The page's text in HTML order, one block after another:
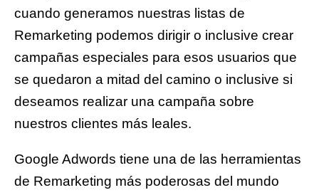
cuando generamos nuestras listas de
Remarketing podemos dirigir o inclusive crear
campañas especiales para esos usuarios que
se quedaron a mitad del camino o inclusive si
deseamos realizar una campaña sobre
nuestros clientes más leales.
Google Adwords tiene una de las herramientas
de Remarketing más poderosas del mundo